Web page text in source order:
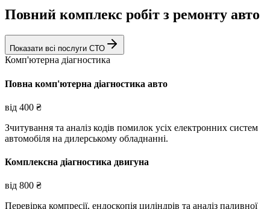
Повний комплекс робіт з ремонту авто
Показати всі послуги СТО
Комп'ютерна діагностика
Повна комп'ютерна діагностика авто
від 400 ₴
Зчитування та аналіз кодів помилок усіх електронних систем
автомобіля на дилерському обладнанні.
Комплексна діагностика двигуна
від 800 ₴
Перевірка компресії, ендоскопія циліндрів та аналіз паливної